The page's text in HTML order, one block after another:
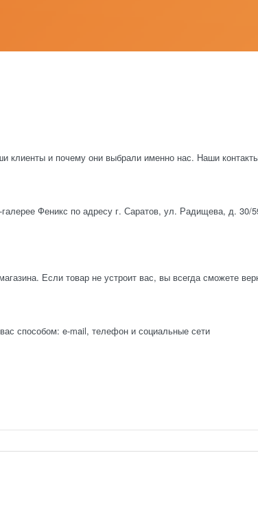
клиенты и почему они выбрали именно нас. Наши
Феникс по адресу г. Саратов, ул. Радищева, д.
Если товар не устроит вас, вы всегда сможете
способом: e-mail, телефон и социальные сети